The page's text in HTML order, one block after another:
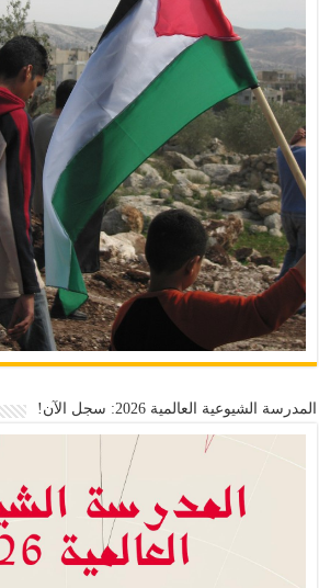
المدرسة الشيوعية العالمية 2026: سجل الآن!